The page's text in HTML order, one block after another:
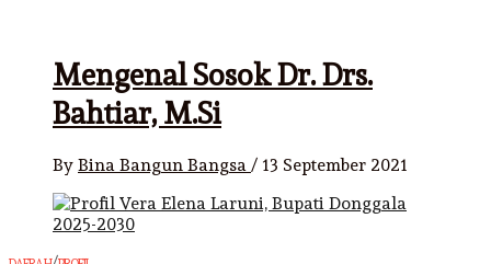
Mengenal Sosok Dr. Drs.
Bahtiar, M.Si
By Bina Bangun Bangsa / 13 September 2021